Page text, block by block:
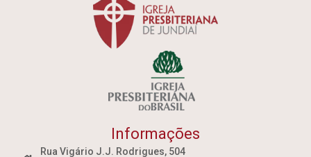
Informações
Rua Vigário J.J. Rodrigues, 504